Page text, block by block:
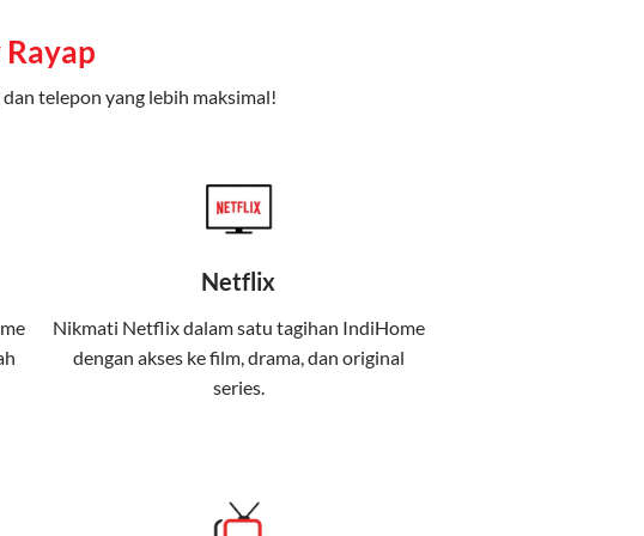
(IndiHome TV), dan telepon rumah. Dengan paket ini, Anda bisa
juga menghadirkan Telkomsel One, sebuah
hiburan, dan komunikasi dalam satu paket
telepon yang lebih maksimal!
Netflix
Nikmati Netflix dalam satu tagihan IndiHome
dengan akses ke film, drama, dan original
series.